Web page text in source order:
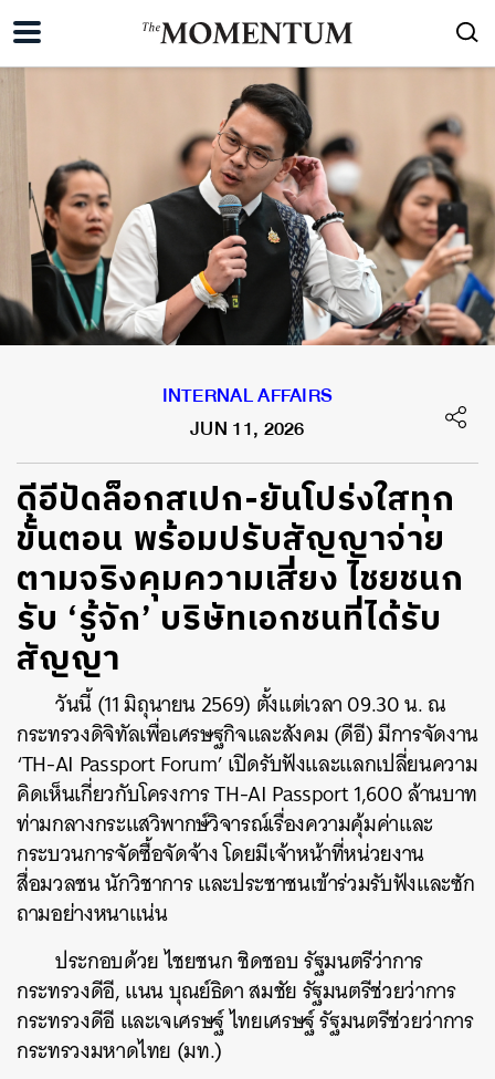
INTERNAL AFFAIRS
JUN 11, 2026
ดีอีปัดล็อกสเปก-ยันโปร่งใสทุก
ขั้นตอน พร้อมปรับสัญญาจ่าย
ตามจริงคุมความเสี่ยง ไชยชนก
รับ ‘รู้จัก’ บริษัทเอกชนที่ได้รับ
สัญญา
วันนี้ (11 มิถุนายน 2569) ตั้งแต่เวลา 09.30 น. ณ
กระทรวงดิจิทัลเพื่อเศรษฐกิจและสังคม (ดีอี) มีการจัดงาน
‘TH-AI Passport Forum’ เปิดรับฟังและแลกเปลี่ยนความ
คิดเห็นเกี่ยวกับโครงการ TH-AI Passport 1,600 ล้านบาท
ท่ามกลางกระแสวิพากษ์วิจารณ์เรื่องความคุ้มค่าและ
กระบวนการจัดซื้อจัดจ้าง โดยมีเจ้าหน้าที่หน่วยงาน
สื่อมวลชน นักวิชาการ และประชาชนเข้าร่วมรับฟังและซัก
ถามอย่างหนาแน่น
ประกอบด้วย ไชยชนก ชิดชอบ รัฐมนตรีว่าการ
กระทรวงดีอี, แนน บุณย์ธิดา สมชัย รัฐมนตรีช่วยว่าการ
กระทรวงดีอี และเจเศรษฐ์ ไทยเศรษฐ์ รัฐมนตรีช่วยว่าการ
กระทรวงมหาดไทย (มท.)